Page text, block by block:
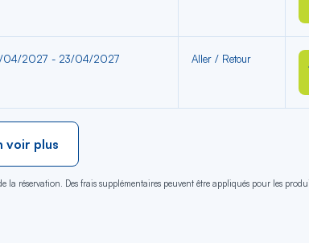
04/2027 - 23/04/2027 Aller / Retour
voir plus
réservation. Des frais supplémentaires peuvent être appliqués pour les